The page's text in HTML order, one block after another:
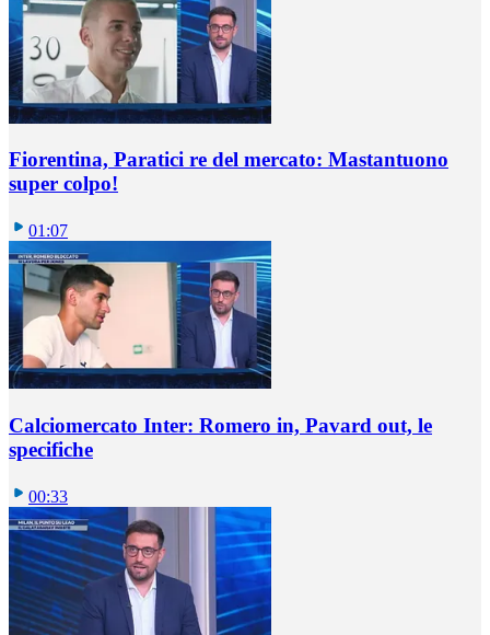
Fiorentina, Paratici re del mercato: Mastantuono
super colpo!
01:07
Calciomercato Inter: Romero in, Pavard out, le
specifiche
00:33